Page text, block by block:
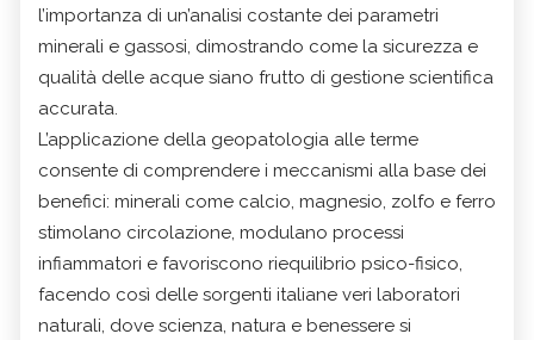
l’importanza di un’analisi costante dei parametri
minerali e gassosi, dimostrando come la sicurezza e
qualità delle acque siano frutto di gestione scientifica
accurata.
L’applicazione della geopatologia alle terme
consente di comprendere i meccanismi alla base dei
benefici: minerali come calcio, magnesio, zolfo e ferro
stimolano circolazione, modulano processi
infiammatori e favoriscono riequilibrio psico-fisico,
facendo così delle sorgenti italiane veri laboratori
naturali, dove scienza, natura e benessere si